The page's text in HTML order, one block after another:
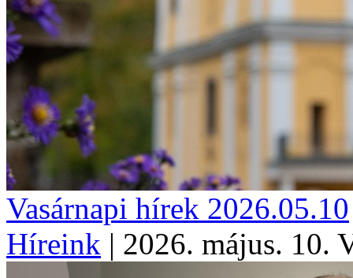
Vasárnapi hírek 2026.05.10
Híreink | 2026. május. 10.